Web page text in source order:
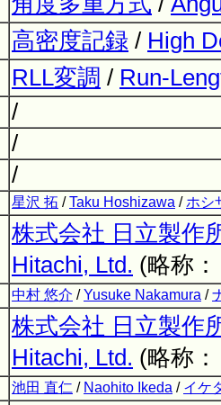
高密度記録 / High
RLL変調 / Run-
/
/
/
星沢 拓 /Taku Hoshizawa / ホシ
株式会社 日立製作
Hitachi, Ltd. (略称
中村 悠介 /Yusuke Nakamura /
株式会社 日立製作
Hitachi, Ltd. (略称
池田 直仁 / Naohito Ikeda / イケ